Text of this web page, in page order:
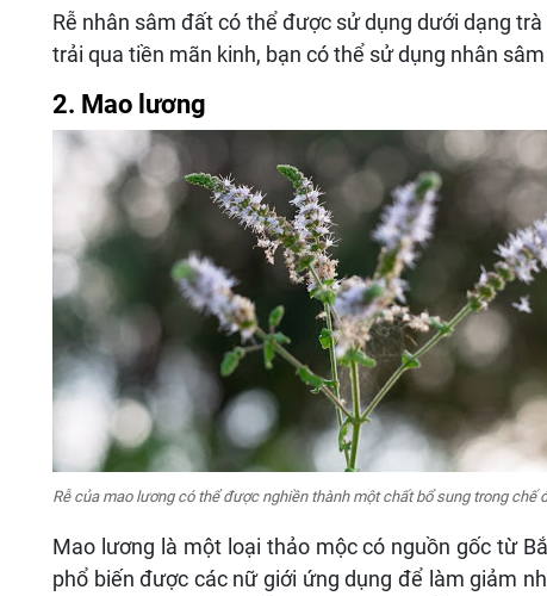
Rễ nhân sâm đất có thể được sử dụng dưới dạng
trải qua tiền mãn kinh, bạn có thể sử dụng nhân
2. Mao lương
Rễ của mao lương có thể được nghiền thành một chất bổ sung trong chế
Mao lương là một loại thảo mộc có nguồn gốc từ
phổ biến được các nữ giới ứng dụng để làm giảm